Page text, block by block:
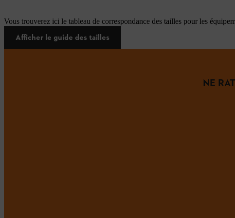
Vous trouverez ici le tableau de correspondance des tailles pour les
Afficher le guide des tailles
NE